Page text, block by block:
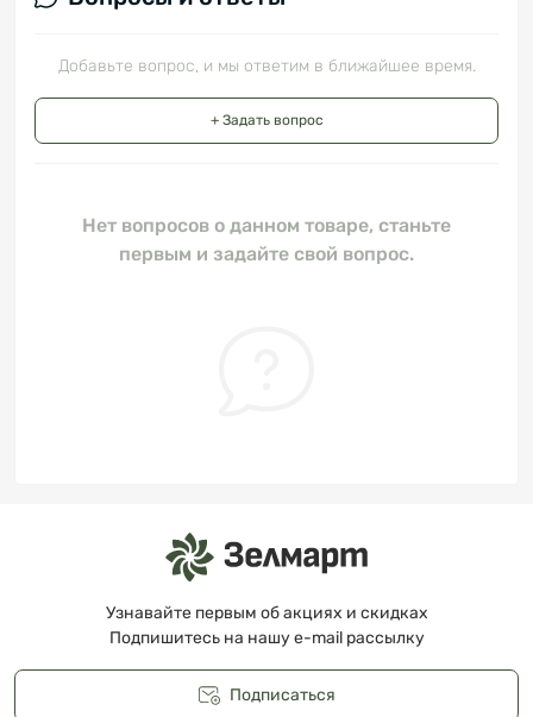
Добавьте вопрос, и мы ответим в ближайшее время.
+ Задать вопрос
Нет вопросов о данном товаре, станьте
первым и задайте свой вопрос.
Узнавайте первым об акциях и скидках
Подпишитесь на нашу e-mail рассылку
Подписаться